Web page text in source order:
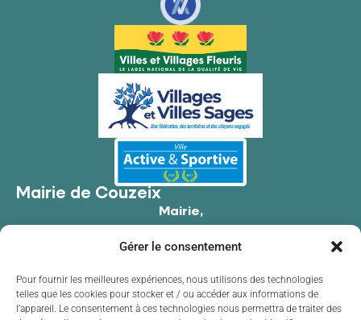
Gérer le consentement
Pour fournir les meilleures expériences, nous utilisons des technologies
telles que les cookies pour stocker et / ou accéder aux informations de
l’appareil. Le consentement à ces technologies nous permettra de traiter des
Mairie de Couzeix
Mairie,
87270 Couzeix
05 55 39 34 09
Contacter la mairie